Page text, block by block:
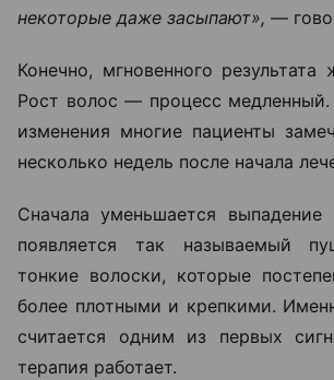
некоторые даже засыпают», —
Конечно, мгновенного результата
Рост волос — процесс
изменения многие пациенты
несколько недель после начала
Сначала уменьшается
появляется так называемый
тонкие волоски, которые
более плотными и крепкими.
считается одним из первых
терапия работает.